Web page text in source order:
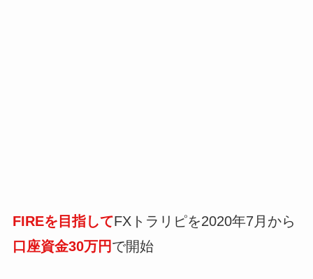
FIREを目指してFXトラリピを2020年7月から
口座資金30万円で開始